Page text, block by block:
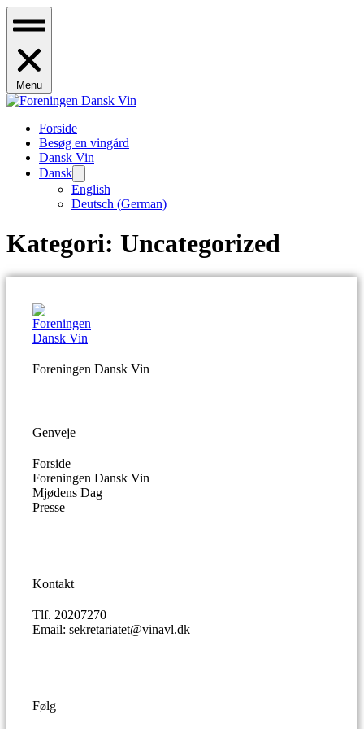
Menu
Forside
Besøg en vingård
Dansk Vin
Dansk
English
Deutsch (German)
Kategori: Uncategorized
Foreningen Dansk Vin
Genveje
Forside
Foreningen Dansk Vin
Mjødens Dag
Presse
Kontakt
Tlf. 20207270
Email: sekretariatet@vinavl.dk
Følg